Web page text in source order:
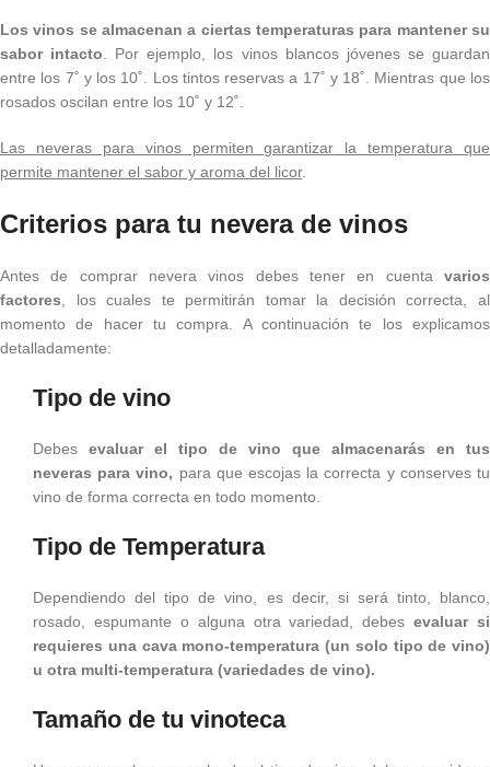
Los vinos se almacenan a ciertas temperaturas para mantener su
sabor intacto . Por ejemplo, los vinos blancos jóvenes se guardan
entre los 7˚ y los 10˚. Los tintos reservas a 17˚ y 18˚. Mientras que los
rosados oscilan entre los 10˚ y 12˚.
Las neveras para vinos permiten garantizar la temperatura que
permite mantener el sabor y aroma del licor.
Criterios para tu nevera de vinos
Antes de comprar nevera vinos debes tener en cuenta varios
factores , los cuales te permitirán tomar la decisión correcta, al
momento de hacer tu compra. A continuación te los explicamos
detalladamente:
Tipo de vino
Debes evaluar el tipo de vino que almacenarás en tus
neveras para vino, para que escojas la correcta y conserves tu
vino de forma correcta en todo momento.
Tipo de Temperatura
Dependiendo del tipo de vino, es decir, si será tinto, blanco,
rosado, espumante o alguna otra variedad, debesevaluar si
requieres una cava mono-temperatura (un solo tipo de vino)
u otra multi-temperatura (variedades de vino).
Tamaño de tu vinoteca